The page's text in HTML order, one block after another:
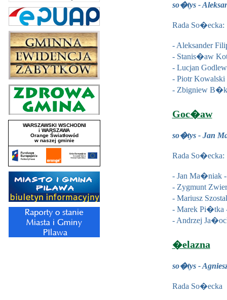
so�tys -
Rada So�ecka:
- Aleksander
- Stanis�aw
- Lucjan
- Piotr
- Zbigniew
Goc�aw
so�tys - Jan
Rada So�ecka:
- Jan Ma�niak
- Zygmunt
- Mariusz
- Marek Pi�tka
- Andrzej
�elazna
so�tys -
Rada So�ecka